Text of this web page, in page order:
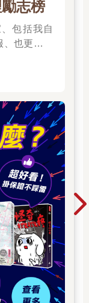
志榜
包括我自
也更滿足